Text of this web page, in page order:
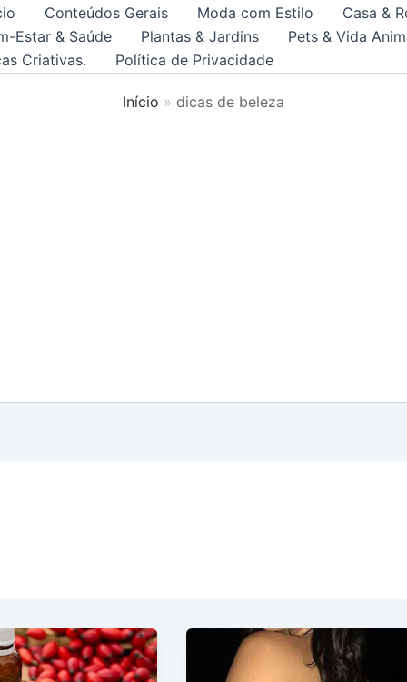
Conteúdos Gerais Moda com Estilo
Casa &
Estar & Saúde
Plantas & Jardins
Pets & Vida
Criativas.
Política de Privacidade
Início dicas de beleza